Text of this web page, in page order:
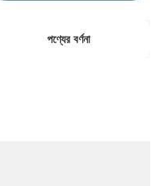
পণ্যের বর্ণনা